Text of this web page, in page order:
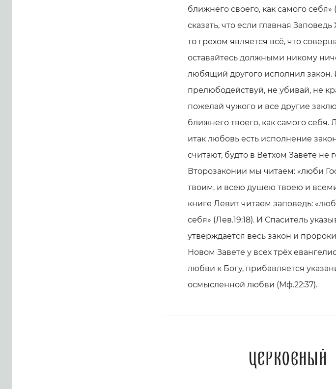
ближнего своего, как самого
сказать, что если главная
то грехом является всё, что
оставайтесь должными никому
любящий другого исполнил закон.
прелюбодействуй, не убивай, не
пожелай чужого и все другие
ближнего твоего, как самого
итак любовь есть исполнение
считают, будто в Ветхом Завете
Второзаконии мы читаем: «люби
твоим, и всею душею твоею и
книге Левит читаем заповедь:
себя» (Лев.19:18). И Спаситель
утверждается весь закон и
Новом Завете у всех трёх
любви к Богу, прибавляется
осмысленной любви (Мф.22:37).
Церковный